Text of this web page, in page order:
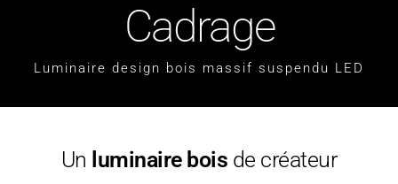
Cadrage
Luminaire design bois massif suspendu LED
Un luminaire bois de créateur